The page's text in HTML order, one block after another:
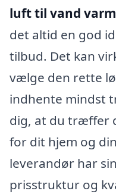
luft til vand
det altid en god
tilbud. Det kan
vælge den rette
indhente mindst
dig, at du træffer
for dit hjem og
leverandør har
prisstruktur og